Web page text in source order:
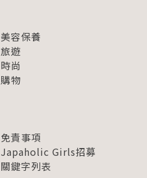
美容保養
旅遊
時尚
購物
免責事項
Japaholic Girls招募
關鍵字列表